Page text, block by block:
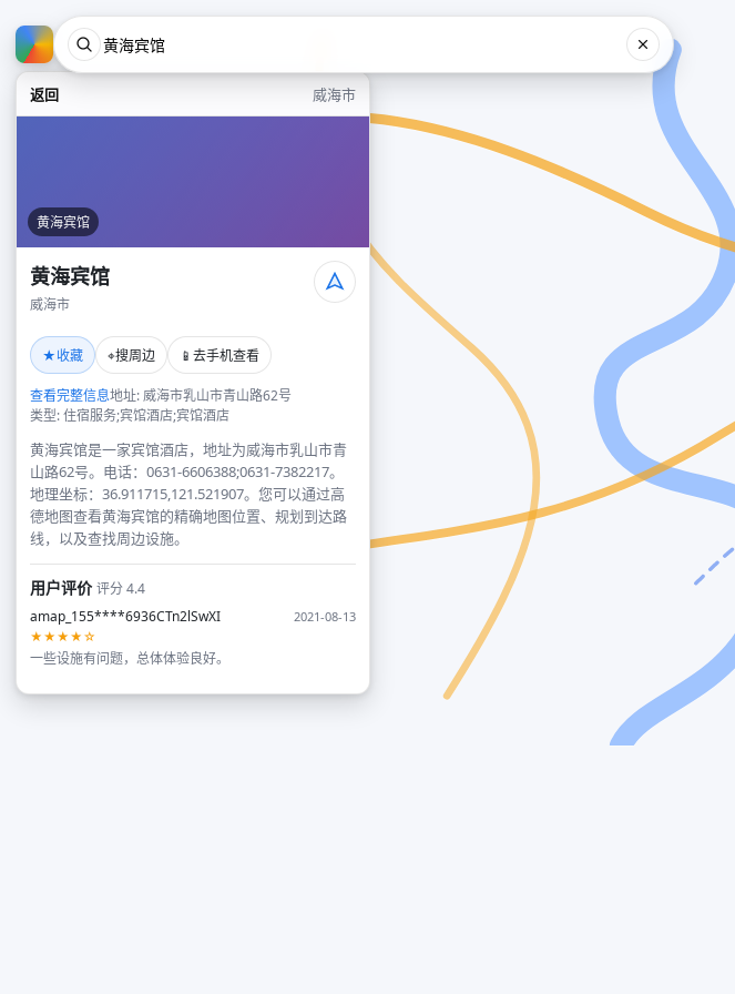
返回 威海市
黄海宾馆
黄海宾馆
威海市
★收藏 ⌖搜周边 📱 去手机查看
查看完整信息地址: 威海市乳山市青山路62号
类型: 住宿服务;宾馆酒店;宾馆酒店
黄海宾馆是一家宾馆酒店，地址为威海市乳山市青
山路62号。电话：0631-6606388;0631-7382217。
地理坐标：36.911715,121.521907。您可以通过高
德地图查看黄海宾馆的精确地图位置、规划到达路
线，以及查找周边设施。
用户评价评分 4.4
amap_155****6936CTn2lSwXI
2021-08-13
★★★★☆
一些设施有问题，总体体验良好。